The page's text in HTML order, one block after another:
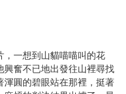
，一想到山貓喵喵叫的花
興奮不已地出發往山裡尋找
渾圓的碧眼站在那裡，挺著